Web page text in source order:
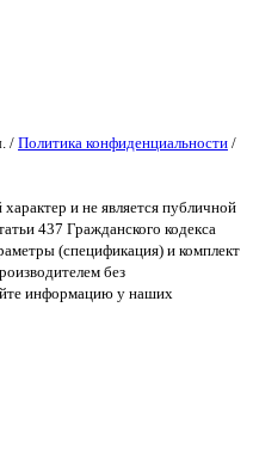
/ Политика конфиденциальности /
и не является публичной
437 Гражданского кодекса
(спецификация) и комплект
без
информацию у наших